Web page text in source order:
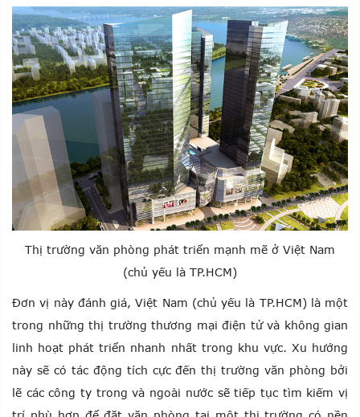
Thị trường văn phòng phát triển mạnh mẽ ở Việt Nam
(chủ yếu là TP.HCM)
Đơn vị này đánh giá, Việt Nam (chủ yếu là TP.HCM) là một
trong những thị trường thương mại điện tử và không gian
linh hoạt phát triển nhanh nhất trong khu vực. Xu hướng
này sẽ có tác động tích cực đến thị trường văn phòng bởi
lẽ các công ty trong và ngoài nước sẽ tiếp tục tìm kiếm vị